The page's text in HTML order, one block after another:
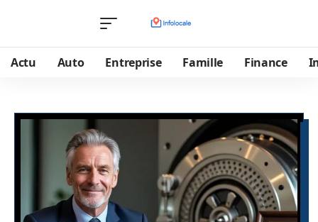
Actu Auto Entreprise Famille Finance